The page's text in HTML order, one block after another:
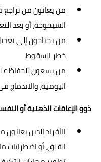
من يعانون من تراجع
الشيخوخة، أو بعد
من يحتاجون إلى
خطر السقوط.
من يسعون للحفاظ
اليومية، والاندماج
ذوو الإعاقات الذهنية أو
الأفراد الذين
القلق، أو